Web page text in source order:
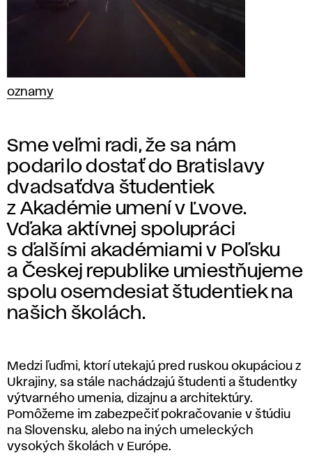
oznamy
Sme veľmi radi, že sa nám
podarilo dostať do Bratislavy
dvadsaťdva študentiek
z Akadémie umení v Ľvove.
Vďaka aktívnej spolupráci
s ďalšími akadémiami v Poľsku
a Českej republike umiestňujeme
spolu osemdesiat študentiek na
našich školách.
Medzi ľuďmi, ktorí utekajú pred ruskou okupáciou z
Ukrajiny, sa stále nachádzajú študenti a študentky
výtvarného umenia, dizajnu a architektúry.
Pomôžeme im zabezpečiť pokračovanie v štúdiu
na Slovensku, alebo na iných umeleckých
vysokých školách v Európe.